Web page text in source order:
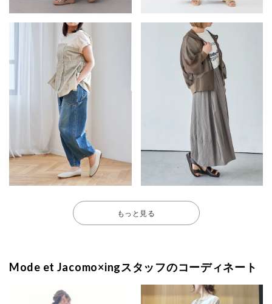
もっと見る
Mode et Jacomo×ingスタッフのコーディネート